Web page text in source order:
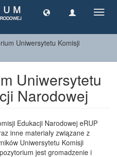
Uniwersytetu Komisji
Uniwersytetu
Narodowej
Edukacji Narodowej eRUP
inne materiały związane z
Uniwersytetu Komisji
jest gromadzenie i